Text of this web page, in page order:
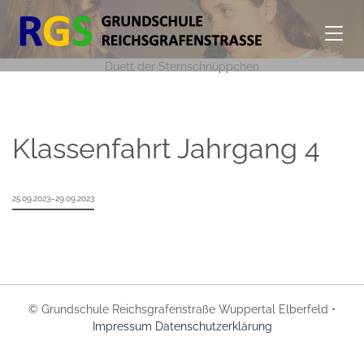
Duett der Sternschnüppchen
Klassenfahrt Jahrgang 4
25.09.2023–29.09.2023
© Grundschule Reichsgrafenstraße Wuppertal Elberfeld •
Impressum Datenschutzerklärung